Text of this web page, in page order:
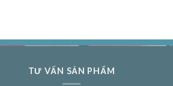
TƯ VẤN SẢN PHẨM